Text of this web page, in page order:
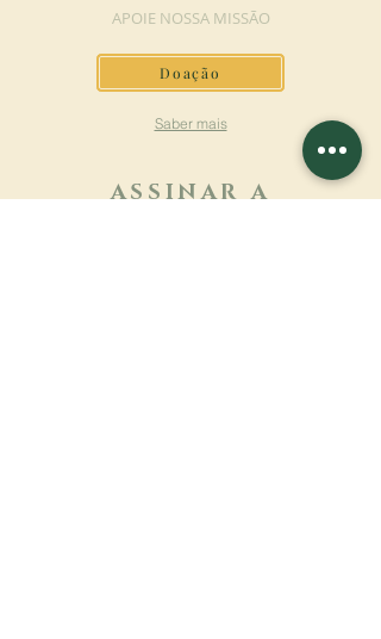
APOIE NOSSA MISSÃO
Doação
Saber mais
ASSINAR A